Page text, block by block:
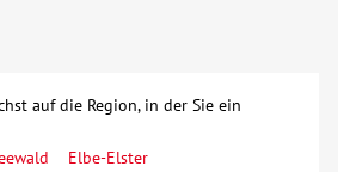
Dienst
auf die Region, in der Sie ein
Elbe-Elster